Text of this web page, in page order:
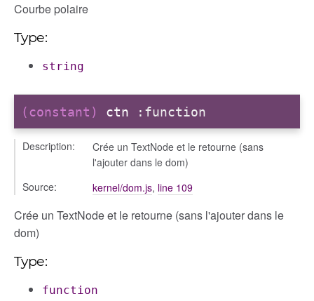
Courbe polaire
Type:
string
(constant) ctn :function
Description:
Crée un TextNode et le retourne (sans
l'ajouter dans le dom)
Source:
kernel/dom.js, line 109
Crée un TextNode et le retourne (sans l'ajouter dans le
dom)
Type:
function